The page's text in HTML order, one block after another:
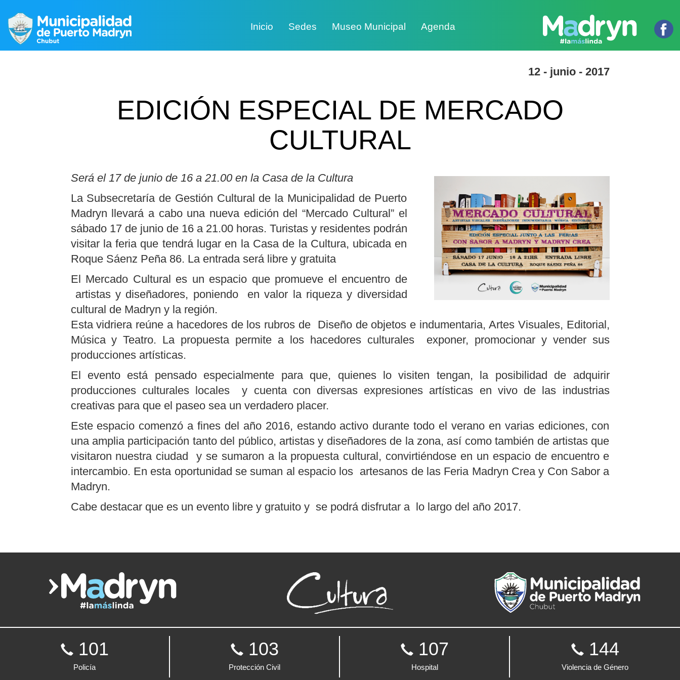
Inicio Sedes Museo Municipal Agenda
12 - junio - 2017
EDICIÓN ESPECIAL DE MERCADO
CULTURAL
Será el 17 de junio de 16 a 21.00 en la Casa de la Cultura
La Subsecretaría de Gestión Cultural de la Municipalidad de Puerto
Madryn llevará a cabo una nueva edición del “Mercado Cultural” el
sábado 17 de junio de 16 a 21.00 horas. Turistas y residentes podrán
visitar la feria que tendrá lugar en la Casa de la Cultura, ubicada en
Roque Sáenz Peña 86. La entrada será libre y gratuita
El Mercado Cultural es un espacio que promueve el encuentro de
artistas y diseñadores, poniendo en valor la riqueza y diversidad
cultural de Madryn y la región.
Esta vidriera reúne a hacedores de los rubros de Diseño de objetos e indumentaria, Artes Visuales, Editorial,
Música y Teatro. La propuesta permite a los hacedores culturales exponer, promocionar y vender sus
producciones artísticas.
El evento está pensado especialmente para que, quienes lo visiten tengan, la posibilidad de adquirir
producciones culturales locales y cuenta con diversas expresiones artísticas en vivo de las industrias
creativas para que el paseo sea un verdadero placer.
Este espacio comenzó a fines del año 2016, estando activo durante todo el verano en varias ediciones, con
una amplia participación tanto del público, artistas y diseñadores de la zona, así como también de artistas que
visitaron nuestra ciudad y se sumaron a la propuesta cultural, convirtiéndose en un espacio de encuentro e
intercambio. En esta oportunidad se suman al espacio los artesanos de las Feria Madryn Crea y Con Sabor a
Madryn.
Cabe destacar que es un evento libre y gratuito y se podrá disfrutar a lo largo del año 2017.
101
Policía
103
Protección Civil
107
Hospital
144
Violencia de Género